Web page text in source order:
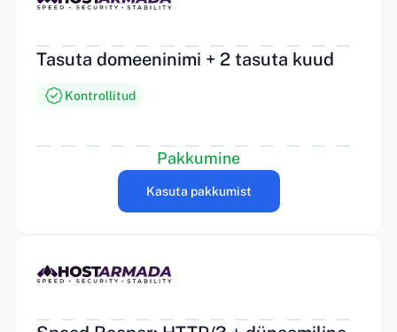
Tasuta domeeninimi + 2 tasuta kuud
Kontrollitud
Pakkumine
Kasuta pakkumist